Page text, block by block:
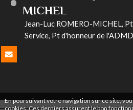
En poursuivant votre navigation sur ce site,
cookies. Ces derniers assurent le bon
MICHEL
Jean-Luc ROMERO-MICHEL,
Service, Pt d'honneur de l'ADMD